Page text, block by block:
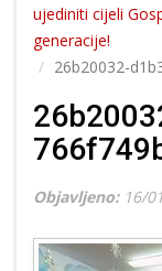
ujediniti cijeli
generacije!
26b20032-
Objavljeno: 16/